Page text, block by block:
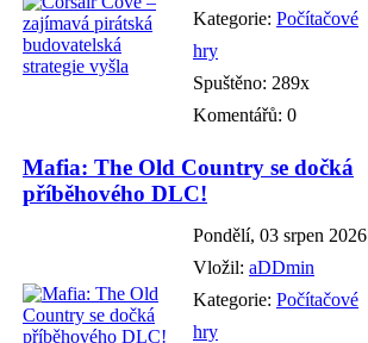
Kategorie: Počítačové
hry
Spuštěno: 289x
Komentářů: 0
Mafia: The Old Country se dočká
příběhového DLC!
Pondělí, 03 srpen 2026
Vložil: aDDmin
Kategorie: Počítačové
hry